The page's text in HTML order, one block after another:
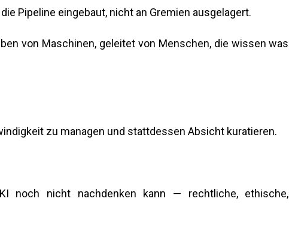
Pipeline eingebaut, nicht an Gremien ausgelagert.
von Maschinen, geleitet von Menschen, die wissen was
zu managen und stattdessen Absicht kuratieren.
noch nicht nachdenken kann — rechtliche, ethische,